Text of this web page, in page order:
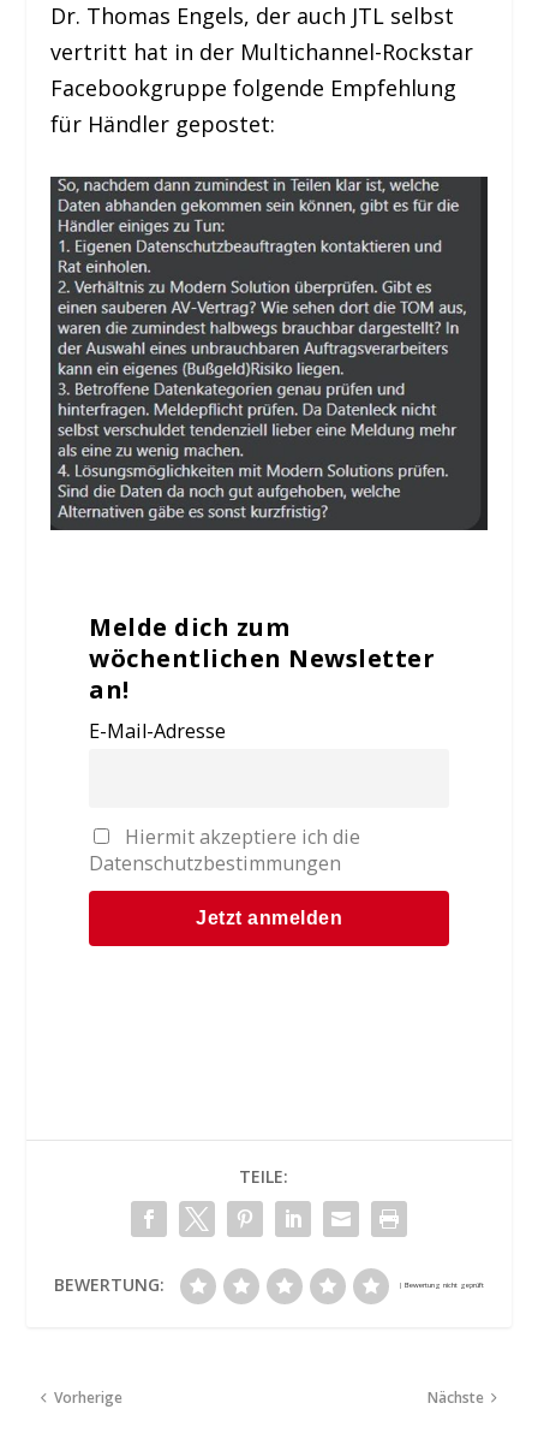
Dr. Thomas Engels, der auch JTL selbst
vertritt hat in der Multichannel-Rockstar
Facebookgruppe folgende Empfehlung
für Händler gepostet:
Melde dich zum
wöchentlichen Newsletter
an!
E-Mail-Adresse
Hiermit akzeptiere ich die
Datenschutzbestimmungen
TEILE:
BEWERTUNG:
Vorherige Nächste